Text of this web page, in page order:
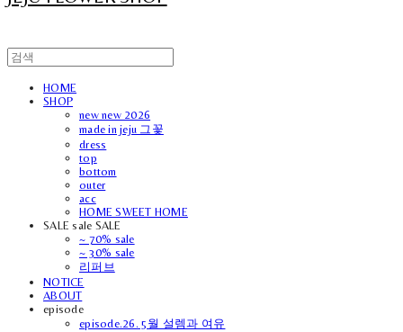
HOME
SHOP
new new 2026
made in jeju 그꽃
dress
top
bottom
outer
acc
HOME SWEET HOME
SALE sale SALE
~ 70% sale
~ 30% sale
리퍼브
NOTICE
ABOUT
episode
episode.26. 5월 설렘과 여유